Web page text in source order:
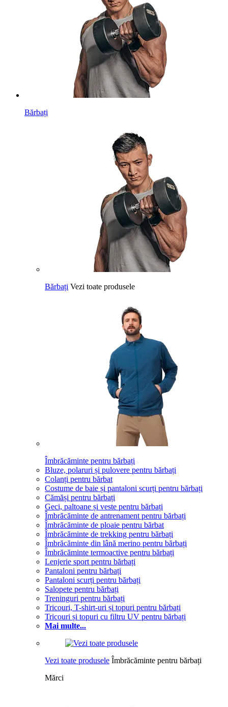
Bărbați
Bărbați Vezi toate produsele
Îmbrăcăminte pentru bărbați
Bluze, polaruri și pulovere pentru bărbați
Colanți pentru bărbat
Costume de baie și pantaloni scurți pentru bărbați
Cămăși pentru bărbați
Geci, paltoane și veste pentru bărbați
Îmbrăcăminte de antrenament pentru bărbați
Îmbrăcăminte de ploaie pentru bărbat
Îmbrăcăminte de trekking pentru bărbați
Îmbrăcăminte din lână merino pentru bărbați
Îmbrăcăminte termoactive pentru bărbați
Lenjerie sport pentru bărbați
Pantaloni pentru bărbați
Pantaloni scurți pentru bărbați
Salopete pentru bărbați
Treninguri pentru bărbați
Tricouri, T-shirt-uri și topuri pentru bărbați
Tricouri și topuri cu filtru UV pentru bărbați
Mai multe...
Vezi toate produsele Îmbrăcăminte pentru bărbați
Mărci